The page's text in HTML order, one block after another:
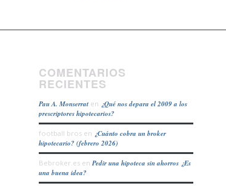
COMENTARIOS
RECIENTES
Pau A. Monserraten ¿Qué nos depara el 2009 a los
prescriptores hipotecarios?
football brosen ¿Cuánto cobra un broker
hipotecario? (febrero 2026)
Bebroker.esen Pedir una hipoteca sin ahorros ¿Es
una buena idea?